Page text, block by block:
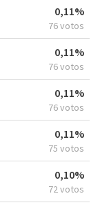
0,11%
76 votos
0,11%
76 votos
0,11%
76 votos
0,11%
75 votos
0,10%
72 votos